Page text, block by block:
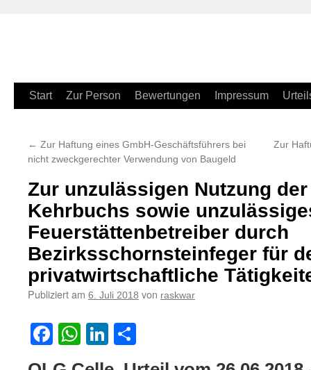
Zum
springen
Start Zur Person Bewertungen Impressum
← Zur Haftung eines GmbH-Geschäftsführers bei
nicht zweckgerechter Verwendung von Baugeld
Zur
Zur unzulässigen Nutzung
Kehrbuchs sowie
Feuerstättenbetreiber durch
Bezirksschornsteinfeger für
privatwirtschaftliche
Publiziert am 6. Juli 2018 von raskwar
Facebook
WhatsApp
LinkedIn